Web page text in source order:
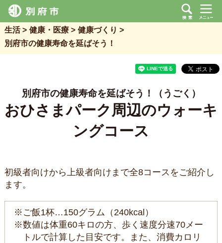
生活 健康・医療
健康づくり
別府市の健康寿命を延ばそう！
別府市の健康寿命を延ばそう！（うごく）
おひさまパーク周辺のウォーキ
ングコース
初級者向けから上級者向けまで全8コースをご紹介し
ます。
※ご飯1杯…150グラム（240kcal）
※数値は体重60キロの方、歩く速度分速70メー
トルで計算した目安です。また、消費カロリ